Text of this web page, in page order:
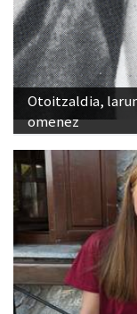
Otoitzaldia,
omenez